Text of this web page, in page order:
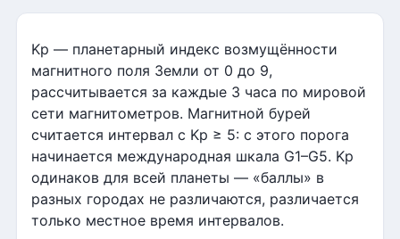
Kp — планетарный индекс возмущённости
магнитного поля Земли от 0 до 9,
рассчитывается за каждые 3 часа по мировой
сети магнитометров. Магнитной бурей
считается интервал с Kp ≥ 5: с этого порога
начинается международная шкала G1–G5. Kp
одинаков для всей планеты — «баллы» в
разных городах не различаются, различается
только местное время интервалов.